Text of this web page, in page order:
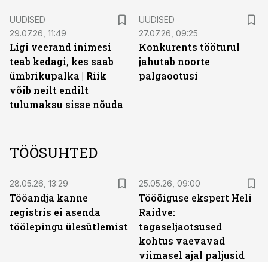
UUDISED
29.07.26, 11:49
Ligi veerand inimesi
teab kedagi, kes saab
ümbrikupalka | Riik
võib neilt endilt
tulumaksu sisse nõuda
UUDISED
27.07.26, 09:25
Konkurents tööturul
jahutab noorte
palgaootusi
TÖÖSUHTED
28.05.26, 13:29
Tööandja kanne
registris ei asenda
töölepingu ülesütlemist
25.05.26, 09:00
Tööõiguse ekspert Heli
Raidve:
tagaseljaotsused
kohtus vaevavad
viimasel ajal paljusid